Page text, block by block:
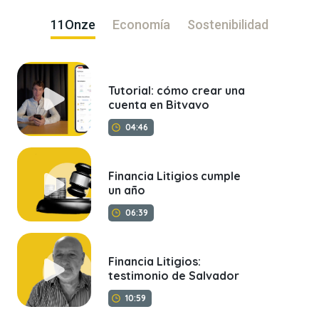
11Onze Economía Sostenibilidad
Tutorial: cómo crear una
cuenta en Bitvavo
04:46
Financia Litigios cumple
un año
06:39
Financia Litigios:
testimonio de Salvador
10:59